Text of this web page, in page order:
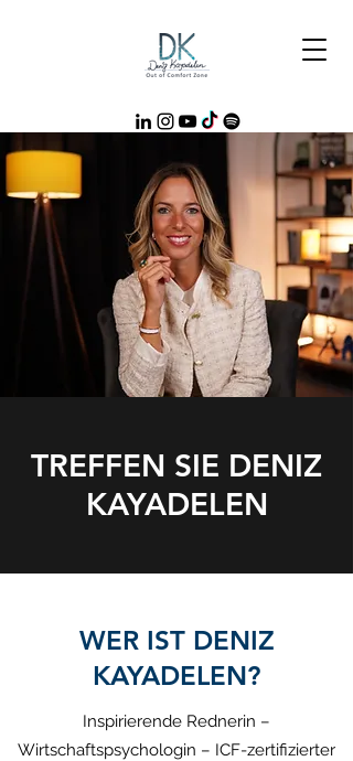
TREFFEN SIE DENIZ
KAYADELEN
WER IST DENIZ
KAYADELEN?
Inspirierende Rednerin –
Wirtschaftspsychologin – ICF-zertifizierter